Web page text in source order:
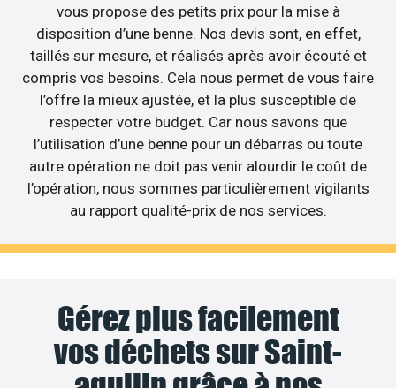
vous propose des petits prix pour la mise à
disposition d’une benne. Nos devis sont, en effet,
taillés sur mesure, et réalisés après avoir écouté et
compris vos besoins. Cela nous permet de vous faire
l’offre la mieux ajustée, et la plus susceptible de
respecter votre budget. Car nous savons que
l’utilisation d’une benne pour un débarras ou toute
autre opération ne doit pas venir alourdir le coût de
l’opération, nous sommes particulièrement vigilants
au rapport qualité-prix de nos services.
Gérez plus facilement
vos déchets sur Saint-